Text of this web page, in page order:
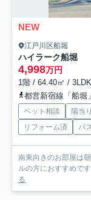
NEW
江戸川区船堀
ハイラーク船堀
4,998万円
1階 / 64.40㎡ /
都営新宿線「船堀
ペット相談 陽当
リフォーム済
バ
南東向きのお部屋は
ルの方におすすめで
る